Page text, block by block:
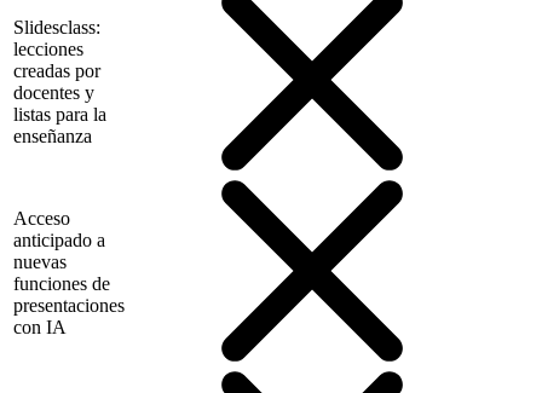
Slidesclass:
lecciones
creadas por
docentes y
listas para la
enseñanza
Acceso
anticipado a
nuevas
funciones de
presentaciones
con IA